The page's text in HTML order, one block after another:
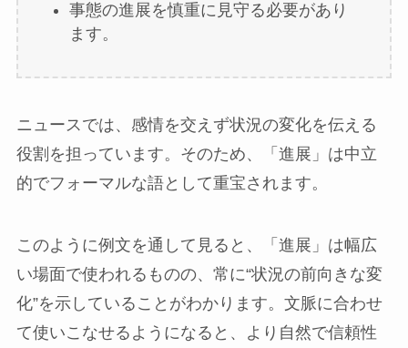
事態の進展を慎重に見守る必要があり
ます。
ニュースでは、感情を交えず状況の変化を伝える
役割を担っています。そのため、「進展」は中立
的でフォーマルな語として重宝されます。
このように例文を通して見ると、「進展」は幅広
い場面で使われるものの、常に“状況の前向きな変
化”を示していることがわかります。文脈に合わせ
て使いこなせるようになると、より自然で信頼性